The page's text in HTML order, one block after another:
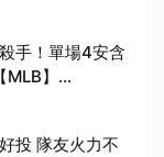
手！單場4安含
】
投 隊友火力不